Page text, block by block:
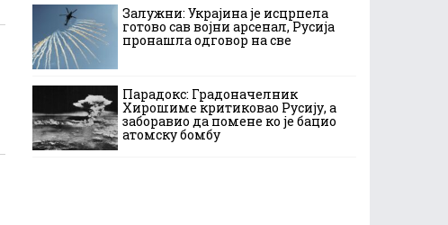
Залужни: Украјина је исцрпела
готово сав војни арсенал, Русија
пронашла одговор на све
Парадокс: Градоначелник
Хирошиме критиковао Русију, а
заборавио да помене ко је бацио
атомску бомбу